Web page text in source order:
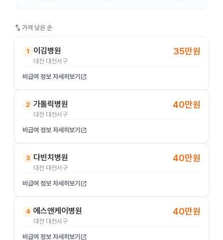
swap_vert 가격 낮은 순
1 이김병원
대전 대전서구
35만원
비급여 정보 자세히보기 open_in_new
2 가톨릭병원
대전 대전서구
40만원
비급여 정보 자세히보기 open_in_new
3 다빈치병원
대전 대전서구
40만원
비급여 정보 자세히보기 open_in_new
4 에스앤케이병원
대전 대전서구
40만원
비급여 정보 자세히보기 open_in_new